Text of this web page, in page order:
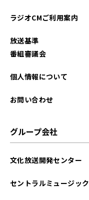
ラジオCMご利用案内
放送基準
番組審議会
個人情報について
お問い合わせ
グループ会社
文化放送開発センター
セントラルミュージック